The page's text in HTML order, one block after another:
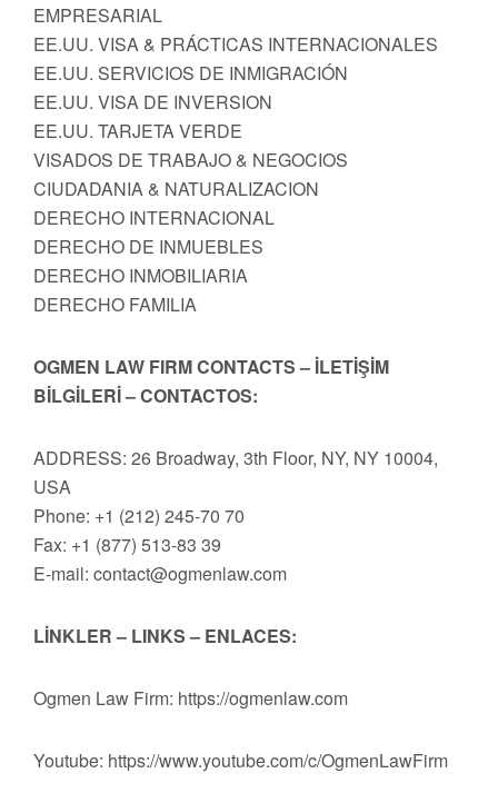
EMPRESARIAL
EE.UU. VISA & PRÁCTICAS INTERNACIONALES
EE.UU. SERVICIOS DE INMIGRACIÓN
EE.UU. VISA DE INVERSION
EE.UU. TARJETA VERDE
VISADOS DE TRABAJO & NEGOCIOS
CIUDADANIA & NATURALIZACION
DERECHO INTERNACIONAL
DERECHO DE INMUEBLES
DERECHO INMOBILIARIA
DERECHO FAMILIA
OGMEN LAW FIRM CONTACTS – İLETİŞİM
BİLGİLERİ – CONTACTOS:
ADDRESS: 26 Broadway, 3th Floor, NY, NY 10004,
USA
Phone: +1 (212) 245-70 70
Fax: +1 (877) 513-83 39
E-mail: contact@ogmenlaw.com
LİNKLER – LINKS – ENLACES:
Ogmen Law Firm: https://ogmenlaw.com
Youtube: https://www.youtube.com/c/OgmenLawFirm